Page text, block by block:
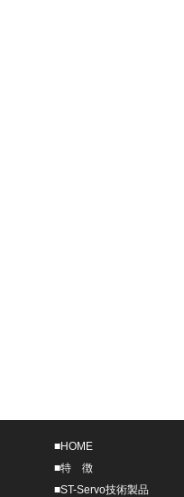
■HOME
■特 徴
■ST-Servo技術製品